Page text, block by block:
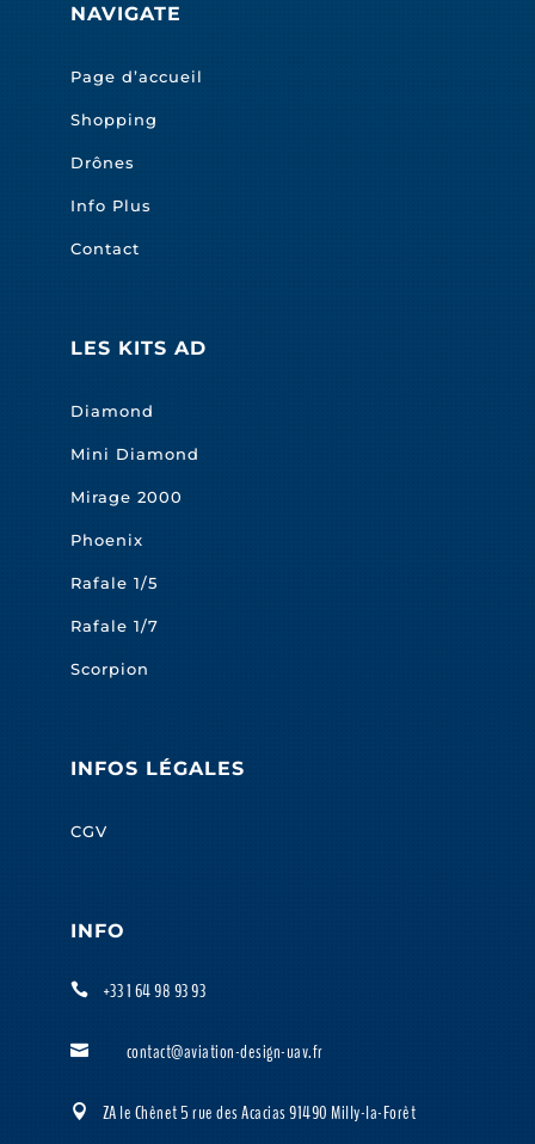
NAVIGATE
Page d’accueil
Shopping
Drônes
Info Plus
Contact
LES KITS AD
Diamond
Mini Diamond
Mirage 2000
Phoenix
Rafale 1/5
Rafale 1/7
Scorpion
INFOS LÉGALES
CGV
INFO
 +33 1 64 98 93 93
 contact@aviation-design-uav.fr
 ZA le Chênet 5 rue des Acacias 91490 Milly-la-Forêt